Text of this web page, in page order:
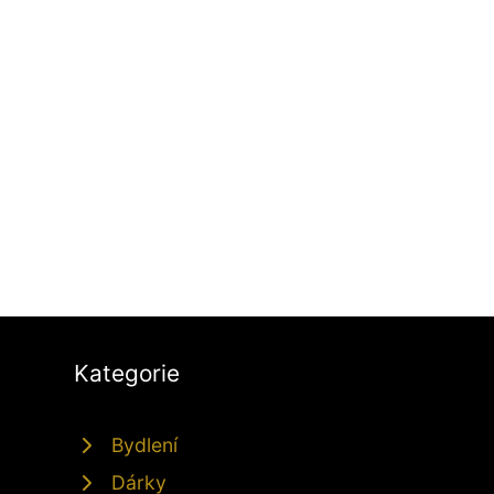
Kategorie
Bydlení
Dárky